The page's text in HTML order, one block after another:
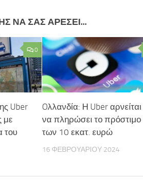
ΝΑ ΣΑΣ ΑΡΈΣΕΙ...
0
Uber
με
του
Oλλανδία: Η Uber αρνείται
να πληρώσει το πρόστιμο
των 10 εκατ. ευρώ
16 ΦΕΒΡΟΥΑΡΊΟΥ 2024